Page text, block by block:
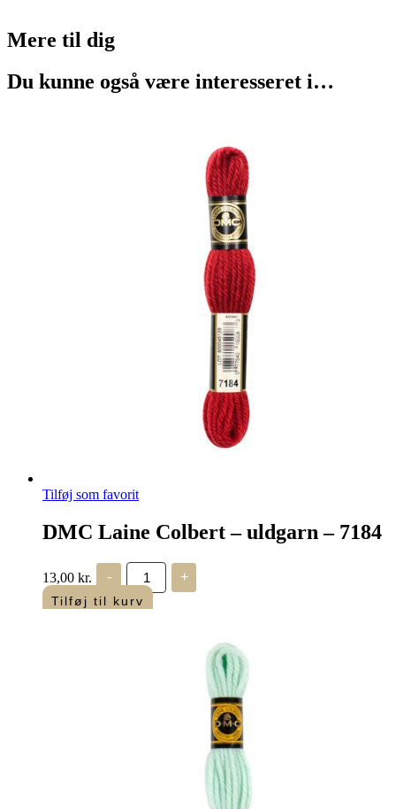
Mere til dig
Du kunne også være interesseret i…
Tilføj som favorit
DMC Laine Colbert – uldgarn – 7184
13,00 kr. -
DMC
Laine
Colbert
-
+
Tilføj til kurv